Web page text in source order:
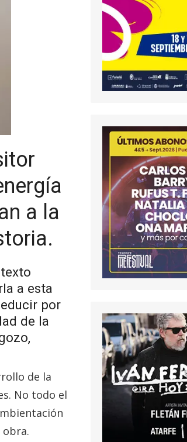
a la
a esta
por
de la
de la
No todo el